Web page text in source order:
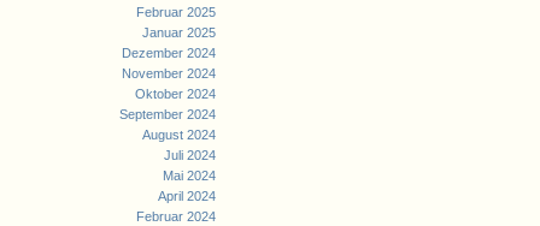
Februar 2025
Januar 2025
Dezember 2024
November 2024
Oktober 2024
September 2024
August 2024
Juli 2024
Mai 2024
April 2024
Februar 2024